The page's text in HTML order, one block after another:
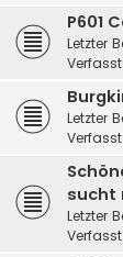
P601
Letzter
Letzter
sucht
Letzter